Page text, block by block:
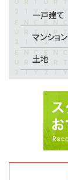
一戸建て
マンション
土地